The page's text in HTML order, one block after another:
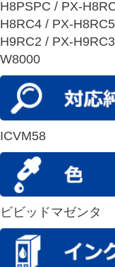
H8PSPC / PX-
H8RC4 / PX-
H9RC2 / PX-
W8000
ICVM58
ビビッドマゼンタ